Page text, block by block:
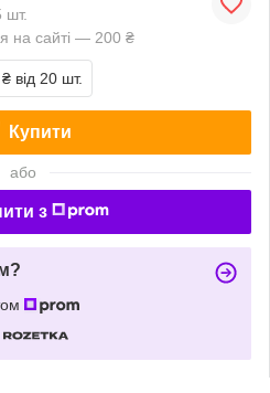
шт.
на сайті — 200 ₴
від 20 шт.
Купити
або
з